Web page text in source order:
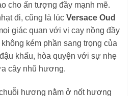
cho ấn tượng đầy mạnh mẽ.
đi, cũng là lúc Versace Oud
giác quan với vị cay nồng đầy
kém phần sang trọng của
khấu, hòa quyện với sự nhẹ
cây nhũ hương.
hương nằm ở nốt hương